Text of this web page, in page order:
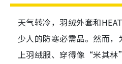
天气转冷，羽绒外套和
少人的防寒必需品。然而，
上羽绒服、穿得像“米其